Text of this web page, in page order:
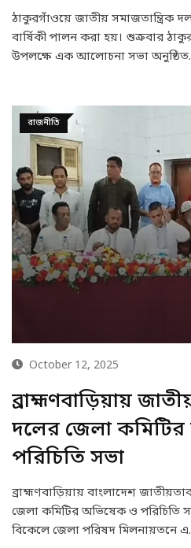
ঠাকুরগাঁওয়ে জাতীয় সমাজতান্ত্রিক
বার্ষিকী পালন করা হয়। শুক্রবার
উপলক্ষে এক আলোচনা সভা
রাজনীতি
October 12, 2025
ব্রাহ্মণবাড়িয়ায়
দলের জেলা
পরিচিতি সভা
ব্রাহ্মণবাড়িয়ায় বাংলাদেশ
জেলা কমিটির অভিষেক ও পরিচিতি
বিকেলে জেলা পরিষদ মিলনায়তনে